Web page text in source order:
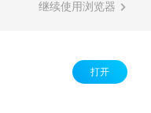
继续使用浏览器
打开